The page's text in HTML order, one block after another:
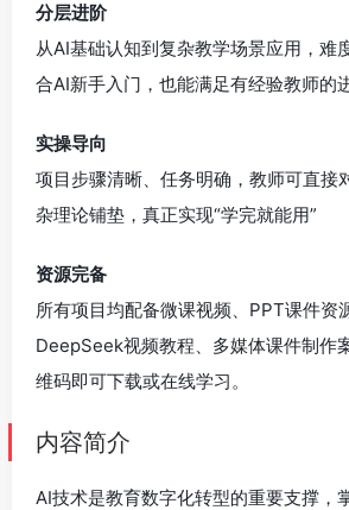
分层进阶
从AI基础认知到复杂教学场景应用，难
合AI新手入门，也能满足有经验教师的
实操导向
项目步骤清晰、任务明确，教师可直接
杂理论铺垫，真正实现“学完就能用”
资源完备
所有项目均配备微课视频、PPT课件资
DeepSeek视频教程、多媒体课件制作
维码即可下载或在线学习。
内容简介
AI技术是教育数字化转型的重要支撑，